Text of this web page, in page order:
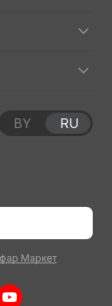
Маркет
BY RU